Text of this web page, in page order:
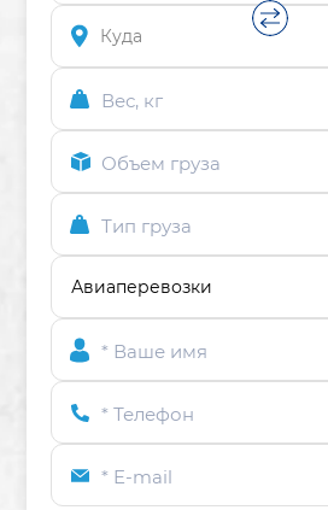
Вес, кг
Объем груза
Тип груза
* Ваше имя
* Телефон
* E-mail